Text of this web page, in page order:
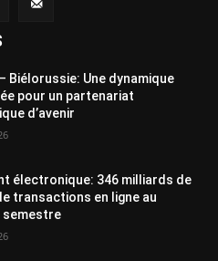
Biélorussie: Une dynamique
pour un partenariat
d’avenir
électronique: 346 milliards de
transactions en ligne au
semestre